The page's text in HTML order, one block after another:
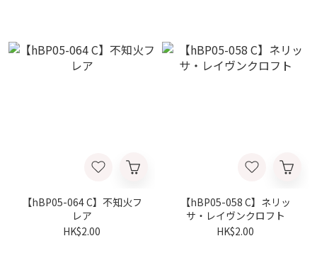
【hBP05-064 C】不知火フ
レア
HK$2.00
【hBP05-058 C】ネリッ
サ・レイヴンクロフト
HK$2.00